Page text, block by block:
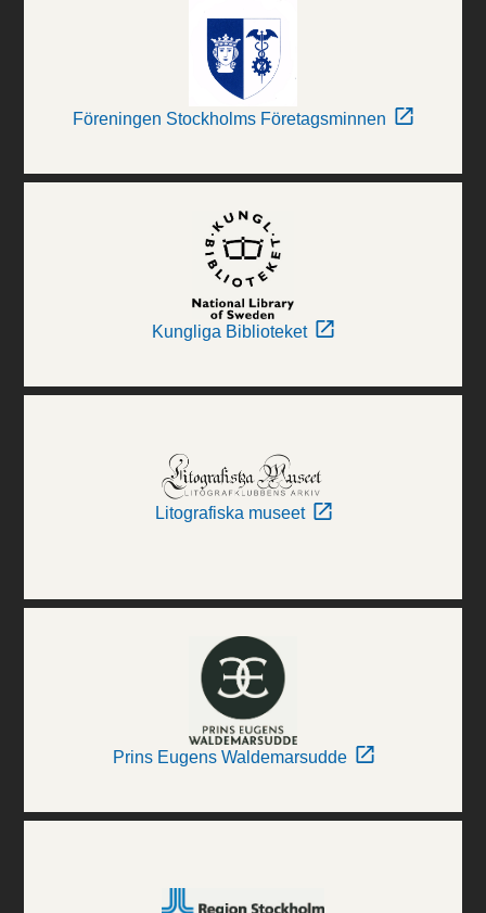
Föreningen Stockholms Företagsminnen
Kungliga Biblioteket
Litografiska museet
Prins Eugens Waldemarsudde